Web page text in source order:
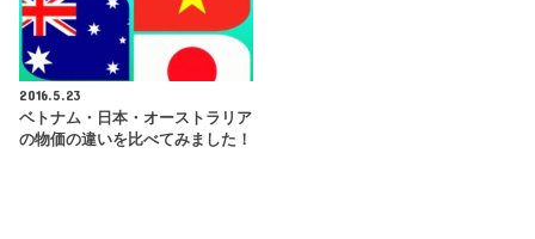
2016.5.23
ベトナム・日本・オーストラリア
の物価の違いを比べてみました！